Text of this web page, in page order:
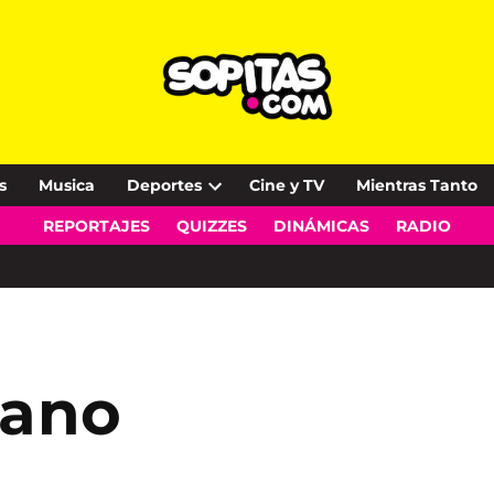
Musica Deportes
Open
dropdown
Cine y TV Mientras Tanto
REPORTAJES QUIZZES DINÁMICAS RADIO